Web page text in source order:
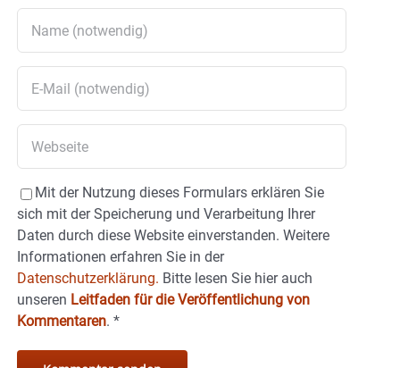
Mit der Nutzung dieses Formulars erklären Sie
sich mit der Speicherung und Verarbeitung Ihrer
Daten durch diese Website einverstanden. Weitere
Informationen erfahren Sie in der
Datenschutzerklärung. Bitte lesen Sie hier auch
unseren Leitfaden für die Veröffentlichung von
Kommentaren. *